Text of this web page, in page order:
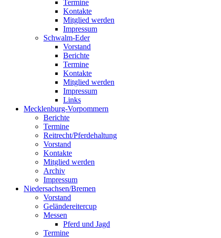
Termine
Kontakte
Mitglied werden
Impressum
Schwalm-Eder
Vorstand
Berichte
Termine
Kontakte
Mitglied werden
Impressum
Links
Mecklenburg-Vorpommern
Berichte
Termine
Reitrecht/Pferdehaltung
Vorstand
Kontakte
Mitglied werden
Archiv
Impressum
Niedersachsen/Bremen
Vorstand
Geländereitercup
Messen
Pferd und Jagd
Termine